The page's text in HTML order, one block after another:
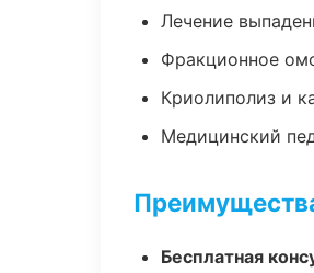
Лечение
Фракционное
Криолиполиз и
Медицинский
Бесплатная